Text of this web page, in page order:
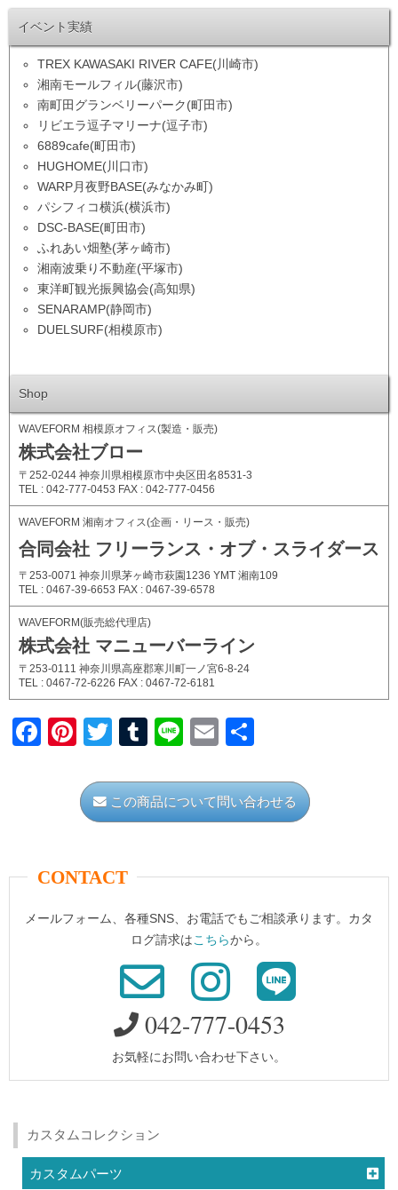
イベント実績
TREX KAWASAKI RIVER CAFE(川崎市)
湘南モールフィル(藤沢市)
南町田グランベリーパーク(町田市)
リビエラ逗子マリーナ(逗子市)
6889cafe(町田市)
HUGHOME(川口市)
WARP月夜野BASE(みなかみ町)
パシフィコ横浜(横浜市)
DSC-BASE(町田市)
ふれあい畑塾(茅ヶ崎市)
湘南波乗り不動産(平塚市)
東洋町観光振興協会(高知県)
SENARAMP(静岡市)
DUELSURF(相模原市)
Shop
WAVEFORM 相模原オフィス(製造・販売)
株式会社ブロー
〒252-0244 神奈川県相模原市中央区田名8531-3
TEL : 042-777-0453 FAX : 042-777-0456
WAVEFORM 湘南オフィス(企画・リース・販売)
合同会社 フリーランス・オブ・スライダース
〒253-0071 神奈川県茅ヶ崎市萩園1236 YMT 湘南109
TEL : 0467-39-6653 FAX : 0467-39-6578
WAVEFORM(販売総代理店)
株式会社 マニューバーライン
〒253-0111 神奈川県高座郡寒川町一ノ宮6-8-24
TEL : 0467-72-6226 FAX : 0467-72-6181
F
o
k
Pi
er
e
T
tt
er
T
m
bl
Li
e
E
ail
この商品について問い合わせる
CONTACT
メールフォーム、各種SNS、お電話でもご相談承ります。カタ
ログ請求はこちらから。
042-777-0453
お気軽にお問い合わせ下さい。
カスタムコレクション
カスタムパーツ